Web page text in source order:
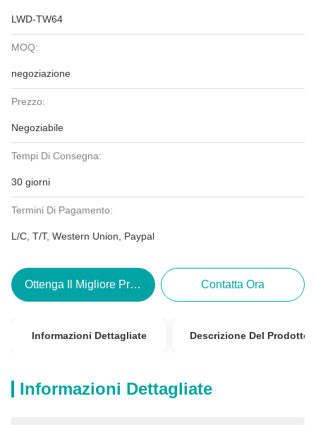
LWD-TW64
MOQ:
negoziazione
Prezzo:
Negoziabile
Tempi Di Consegna:
30 giorni
Termini Di Pagamento:
L/C, T/T, Western Union, Paypal
Ottenga Il Migliore Prezzo Contatta Ora
Informazioni Dettagliate Descrizione Del Prodotto
Informazioni Dettagliate